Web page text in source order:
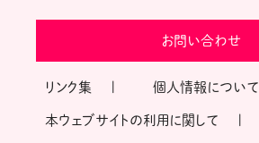
お問い合わせ
リンク集 個人情報について
本ウェブサイトの利用に関して